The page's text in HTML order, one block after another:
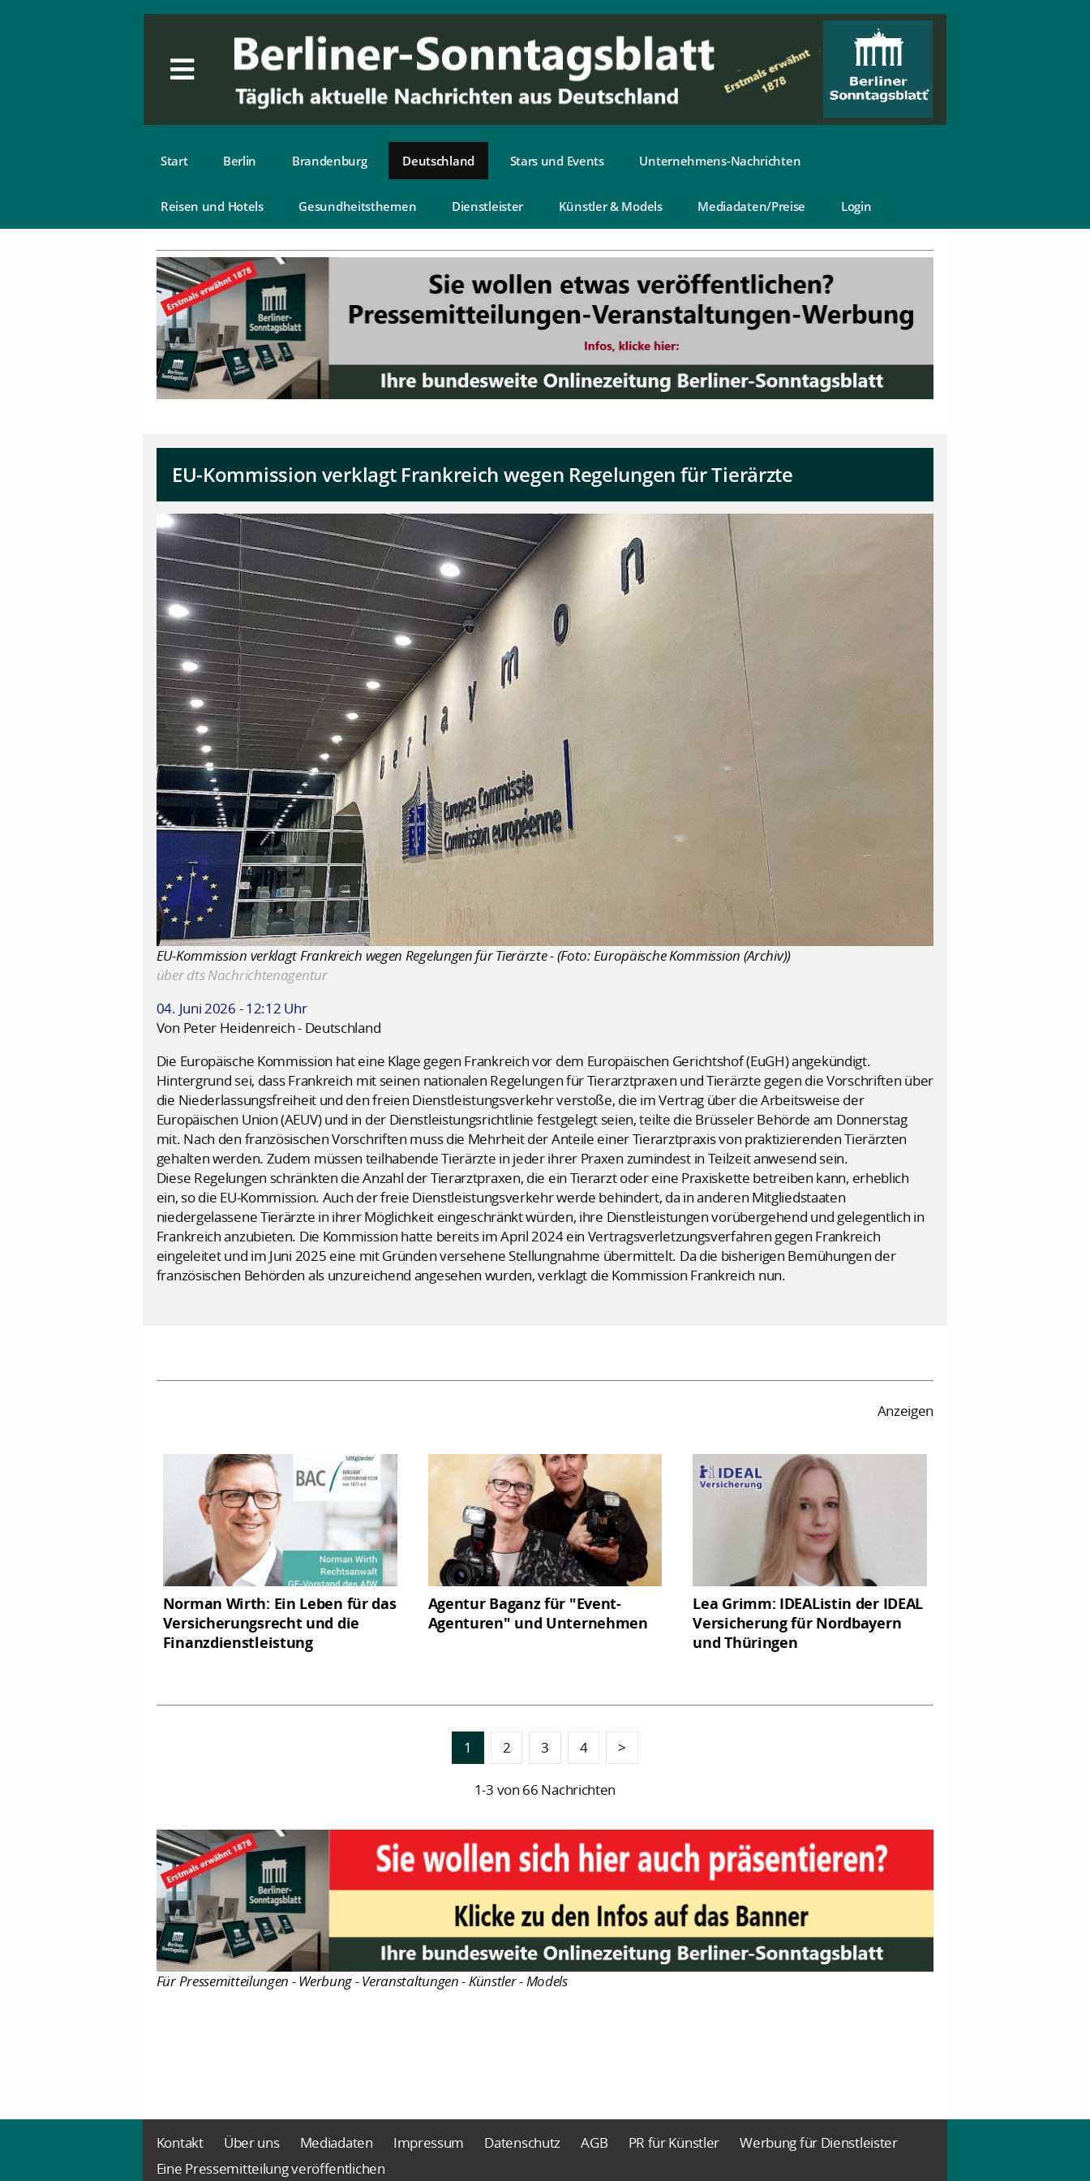
Start Berlin Brandenburg Deutschland Stars und Events Unternehmens-Nachrichten
Reisen und Hotels Gesundheitsthemen Dienstleister Künstler & Models Mediadaten/Preise Login
EU-Kommission verklagt Frankreich wegen Regelungen für Tierärzte
EU-Kommission verklagt Frankreich wegen Regelungen für Tierärzte - (Foto: Europäische Kommission (Archiv))
über dts Nachrichtenagentur
04. Juni 2026 - 12:12 Uhr
Von Peter Heidenreich - Deutschland
Die Europäische Kommission hat eine Klage gegen Frankreich vor dem Europäischen Gerichtshof (EuGH) angekündigt.
Hintergrund sei, dass Frankreich mit seinen nationalen Regelungen für Tierarztpraxen und Tierärzte gegen die Vorschriften über
die Niederlassungsfreiheit und den freien Dienstleistungsverkehr verstoße, die im Vertrag über die Arbeitsweise der
Europäischen Union (AEUV) und in der Dienstleistungsrichtlinie festgelegt seien, teilte die Brüsseler Behörde am Donnerstag
mit. Nach den französischen Vorschriften muss die Mehrheit der Anteile einer Tierarztpraxis von praktizierenden Tierärzten
gehalten werden. Zudem müssen teilhabende Tierärzte in jeder ihrer Praxen zumindest in Teilzeit anwesend sein.
Diese Regelungen schränkten die Anzahl der Tierarztpraxen, die ein Tierarzt oder eine Praxiskette betreiben kann, erheblich
ein, so die EU-Kommission. Auch der freie Dienstleistungsverkehr werde behindert, da in anderen Mitgliedstaaten
niedergelassene Tierärzte in ihrer Möglichkeit eingeschränkt würden, ihre Dienstleistungen vorübergehend und gelegentlich in
Frankreich anzubieten. Die Kommission hatte bereits im April 2024 ein Vertragsverletzungsverfahren gegen Frankreich
eingeleitet und im Juni 2025 eine mit Gründen versehene Stellungnahme übermittelt. Da die bisherigen Bemühungen der
französischen Behörden als unzureichend angesehen wurden, verklagt die Kommission Frankreich nun.
Anzeigen
Norman Wirth: Ein Leben für das
Versicherungsrecht und die
Finanzdienstleistung
Agentur Baganz für "Event-
Agenturen" und Unternehmen
Lea Grimm: IDEAListin der IDEAL
Versicherung für Nordbayern
und Thüringen
1 2 3 4 >
1-3 von 66 Nachrichten
Für Pressemitteilungen - Werbung - Veranstaltungen - Künstler - Models
Kontakt Über uns Mediadaten Impressum Datenschutz AGB PR für Künstler
Werbung für Dienstleister
Eine Pressemitteilung veröffentlichen